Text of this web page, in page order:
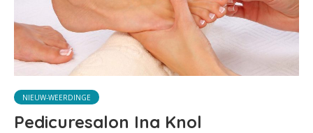
NIEUW-WEERDINGE
Pedicuresalon Ina Knol